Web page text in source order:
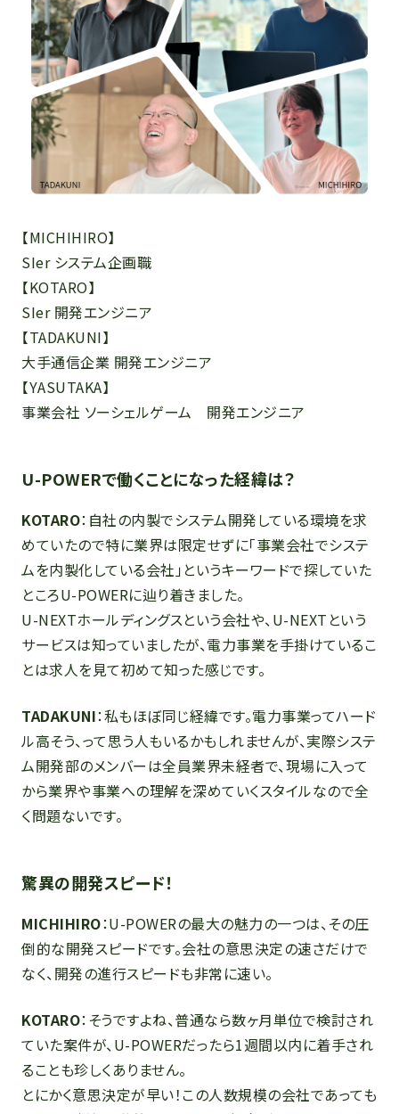
【MICHIHIRO】
SIer システム企画職
【KOTARO】
SIer 開発エンジニア
【TADAKUNI】
大手通信企業 開発エンジニア
【YASUTAKA】
事業会社 ソーシェルゲーム 開発エンジニア
U-POWERで働くことになった経緯は？
KOTARO：自社の内製でシステム開発している環境を求
めていたので特に業界は限定せずに「事業会社でシステ
ムを内製化している会社」というキーワードで探していた
ところU-POWERに辿り着きました。
U-NEXTホールディングスという会社や、U-NEXTという
サービスは知っていましたが、電力事業を手掛けているこ
とは求人を見て初めて知った感じです。
TADAKUNI：私もほぼ同じ経緯です。電力事業ってハード
ル高そう、って思う人もいるかもしれませんが、実際システ
ム開発部のメンバーは全員業界未経者で、現場に入って
から業界や事業への理解を深めていくスタイルなので全
く問題ないです。
驚異の開発スピード！
MICHIHIRO：U-POWERの最大の魅力の一つは、その圧
倒的な開発スピードです。会社の意思決定の速さだけで
なく、開発の進行スピードも非常に速い。
KOTARO：そうですよね、普通なら数ヶ月単位で検討され
ていた案件が、U-POWERだったら1週間以内に着手され
ることも珍しくありません。
とにかく意思決定が早い！この人数規模の会社であっても